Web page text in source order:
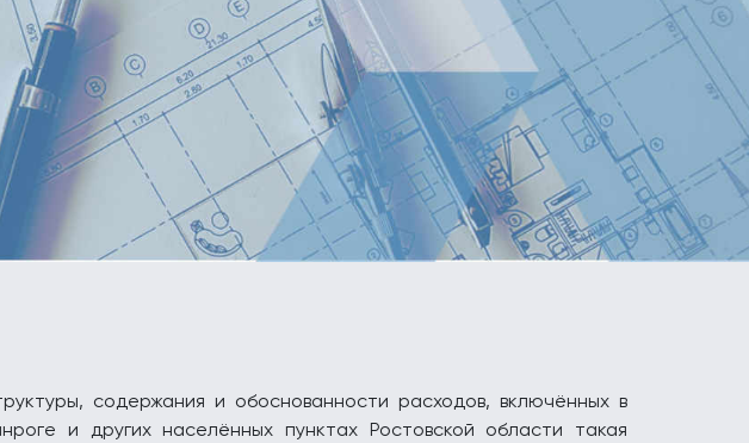
содержания и обоснованности расходов, включённых в
и других населённых пунктах Ростовской области такая